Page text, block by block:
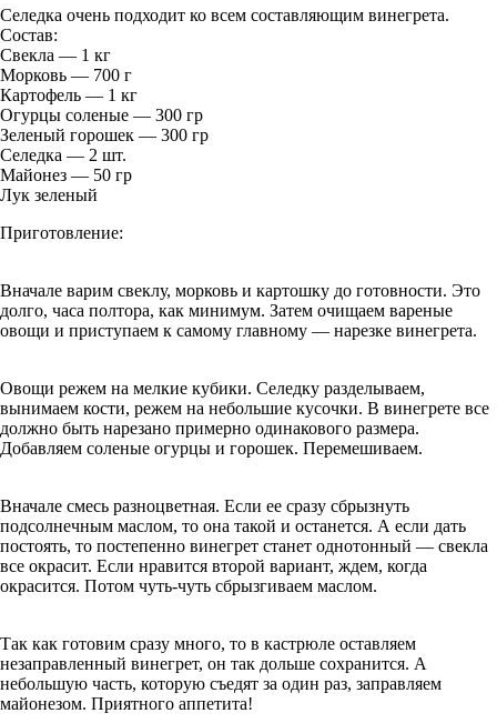
Селедка очень подходит ко всем составляющим винегрета.
Состав:
Свекла — 1 кг
Морковь — 700 г
Картофель — 1 кг
Огурцы соленые — 300 гр
Зеленый горошек — 300 гр
Селедка — 2 шт.
Майонез — 50 гр
Лук зеленый
Приготовление:
Вначале варим свеклу, морковь и картошку до готовности. Это
долго, часа полтора, как минимум. Затем очищаем вареные
овощи и приступаем к самому главному — нарезке винегрета.
Овощи режем на мелкие кубики. Селедку разделываем,
вынимаем кости, режем на небольшие кусочки. В винегрете все
должно быть нарезано примерно одинакового размера.
Добавляем соленые огурцы и горошек. Перемешиваем.
Вначале смесь разноцветная. Если ее сразу сбрызнуть
подсолнечным маслом, то она такой и останется. А если дать
постоять, то постепенно винегрет станет однотонный — свекла
все окрасит. Если нравится второй вариант, ждем, когда
окрасится. Потом чуть-чуть сбрызгиваем маслом.
Так как готовим сразу много, то в кастрюле оставляем
незаправленный винегрет, он так дольше сохранится. А
небольшую часть, которую съедят за один раз, заправляем
майонезом. Приятного аппетита!